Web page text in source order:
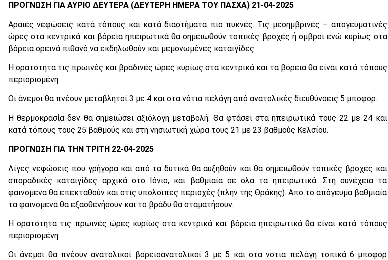
ΠΡΟΓΝΩΣΗ ΓΙΑ ΑΥΡΙΟ ΔΕΥΤΕΡΑ (ΔΕΥΤΕΡΗ ΗΜΕΡΑ ΤΟΥ ΠΑΣΧΑ) 21-04-2025
Αραιές νεφώσεις κατά τόπους και κατά διαστήματα πιο πυκνές. Τις μεσημβρινές – απογευματινές
ώρες στα κεντρικά και βόρεια ηπειρωτικά θα σημειωθούν τοπικές βροχές ή όμβροι ενώ κυρίως στα
βόρεια ορεινά πιθανό να εκδηλωθούν και μεμονωμένες καταιγίδες.
Η ορατότητα τις πρωινές και βραδινές ώρες κυρίως στα κεντρικά και τα βόρεια θα είναι κατά τόπους
περιορισμένη.
Οι άνεμοι θα πνέουν μεταβλητοί 3 με 4 και στα νότια πελάγη από ανατολικές διευθύνσεις 5 μποφόρ.
Η θερμοκρασία δεν θα σημειώσει αξιόλογη μεταβολή. Θα φτάσει στα ηπειρωτικά τους 22 με 24 και
κατά τόπους τους 25 βαθμούς και στη νησιωτική χώρα τους 21 με 23 βαθμούς Κελσίου.
ΠΡΟΓΝΩΣΗ ΓΙΑ ΤΗΝ ΤΡΙΤΗ 22-04-2025
Λίγες νεφώσεις που γρήγορα και από τα δυτικά θα αυξηθούν και θα σημειωθούν τοπικές βροχές και
σποραδικές καταιγίδες αρχικά στο Ιόνιο, και βαθμιαία σε όλα τα ηπειρωτικά. Στη συνέχεια τα
φαινόμενα θα επεκταθούν και στις υπόλοιπες περιοχές (πλην της Θράκης). Από το απόγευμα βαθμιαία
τα φαινόμενα θα εξασθενήσουν και το βράδυ θα σταματήσουν.
Η ορατότητα τις πρωινές ώρες κυρίως στα κεντρικά και βόρεια ηπειρωτικά θα είναι κατά τόπους
περιορισμένη.
Οι άνεμοι θα πνέουν ανατολικοί βορειοανατολικοί 3 με 5 και στα νότια πελάγη τοπικά 6 μποφόρ